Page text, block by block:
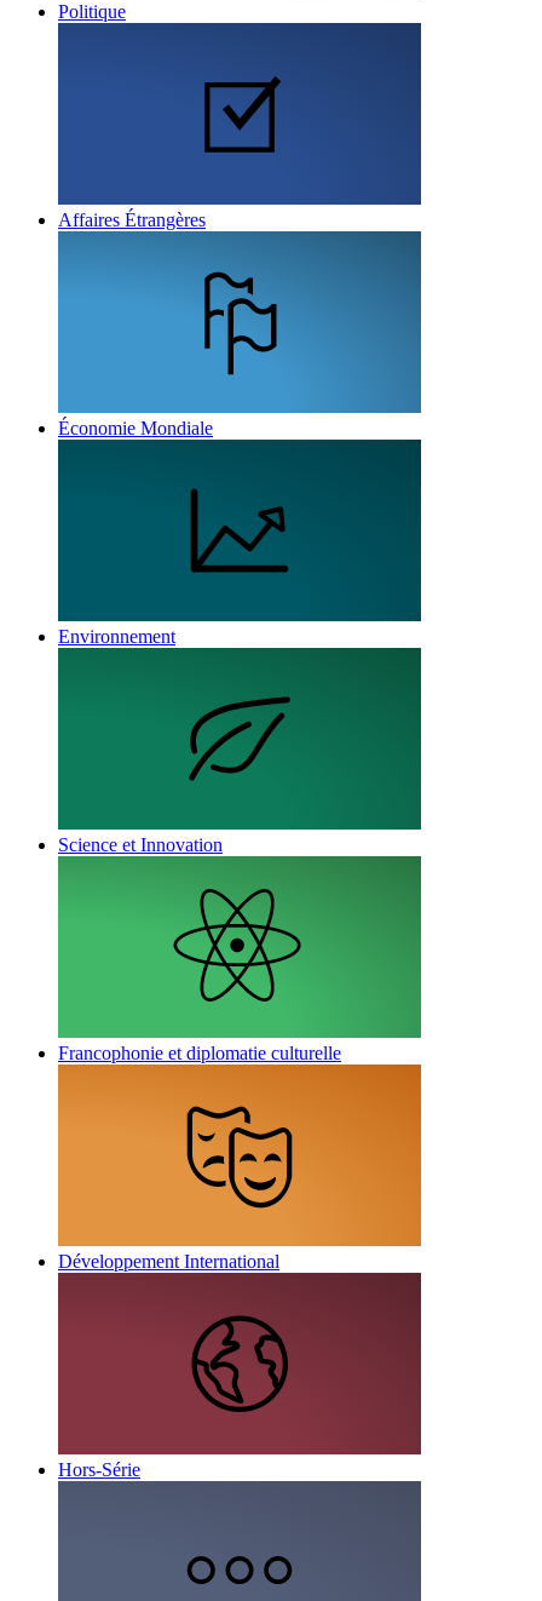
Politique
Affaires Étrangères
Économie Mondiale
Environnement
Science et Innovation
Francophonie et diplomatie culturelle
Développement International
Hors-Série